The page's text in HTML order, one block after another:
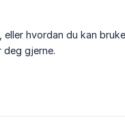
hvordan du kan
deg gjerne.